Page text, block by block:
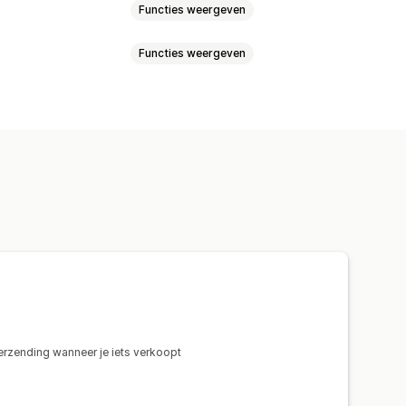
Functies weergeven
Functies weergeven
wanneer je iets verkoopt